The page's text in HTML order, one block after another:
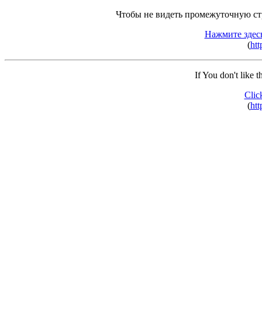
Чтобы не видеть промежуточную
Нажмите
(
If You don't like
(